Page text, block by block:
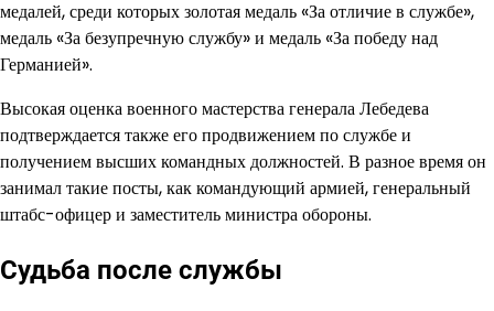
медалей, среди которых золотая медаль «За отличие в службе»,
медаль «За безупречную службу» и медаль «За победу над
Германией».
Высокая оценка военного мастерства генерала Лебедева
подтверждается также его продвижением по службе и
получением высших командных должностей. В разное время он
занимал такие посты, как командующий армией, генеральный
штабс-офицер и заместитель министра обороны.
Судьба после службы